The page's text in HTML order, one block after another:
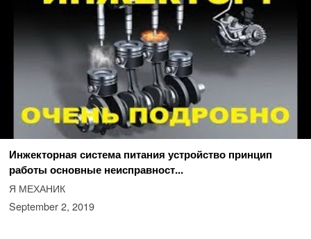
Инжекторная система питания устройство принцип
работы основные неисправност...
Я МЕХАНИК
September 2, 2019